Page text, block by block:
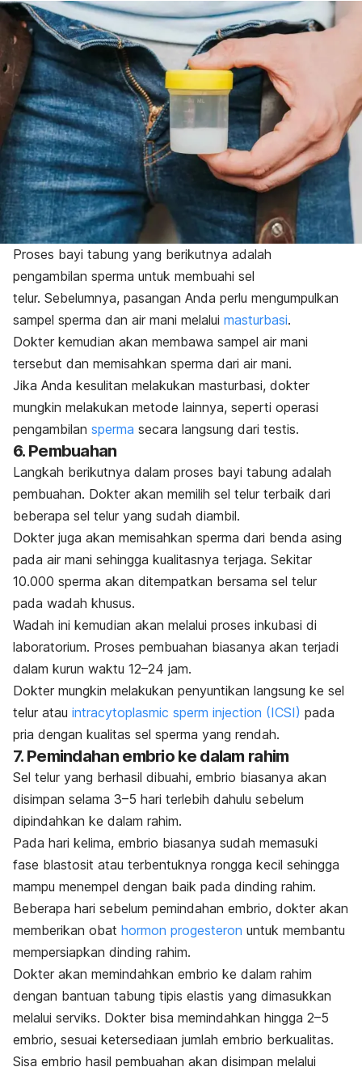
Proses bayi tabung yang berikutnya adalah
pengambilan sperma untuk membuahi sel
telur. Sebelumnya, pasangan Anda perlu mengumpulkan
sampel sperma dan air mani melalui masturbasi.
Dokter kemudian akan membawa sampel air mani
tersebut dan memisahkan sperma dari air mani.
Jika Anda kesulitan melakukan masturbasi, dokter
mungkin melakukan metode lainnya, seperti operasi
pengambilan sperma secara langsung dari testis.
6. Pembuahan
Langkah berikutnya dalam proses bayi tabung adalah
pembuahan. Dokter akan memilih sel telur terbaik dari
beberapa sel telur yang sudah diambil.
Dokter juga akan memisahkan sperma dari benda asing
pada air mani sehingga kualitasnya terjaga. Sekitar
10.000 sperma akan ditempatkan bersama sel telur
pada wadah khusus.
Wadah ini kemudian akan melalui proses inkubasi di
laboratorium. Proses pembuahan biasanya akan terjadi
dalam kurun waktu 12–24 jam.
Dokter mungkin melakukan penyuntikan langsung ke sel
telur atau intracytoplasmic sperm injection (ICSI) pada
pria dengan kualitas sel sperma yang rendah.
7. Pemindahan embrio ke dalam rahim
Sel telur yang berhasil dibuahi, embrio biasanya akan
disimpan selama 3–5 hari terlebih dahulu sebelum
dipindahkan ke dalam rahim.
Pada hari kelima, embrio biasanya sudah memasuki
fase blastosit atau terbentuknya rongga kecil sehingga
mampu menempel dengan baik pada dinding rahim.
Beberapa hari sebelum pemindahan embrio, dokter akan
memberikan obat hormon progesteron untuk membantu
mempersiapkan dinding rahim.
Dokter akan memindahkan embrio ke dalam rahim
dengan bantuan tabung tipis elastis yang dimasukkan
melalui serviks. Dokter bisa memindahkan hingga 2–5
embrio, sesuai ketersediaan jumlah embrio berkualitas.
Sisa embrio hasil pembuahan akan disimpan melalui